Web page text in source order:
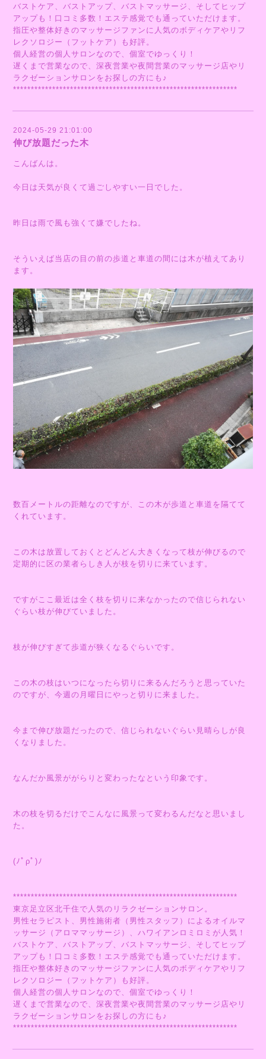
バストケア、バストアップ、バストマッサージ、そしてヒップ
アップも！口コミ多数！エステ感覚でも通っていただけます。
指圧や整体好きのマッサージファンに人気のボディケアやリフ
レクソロジー（フットケア）も好評。
個人経営の個人サロンなので、個室でゆっくり！
遅くまで営業なので、深夜営業や夜間営業のマッサージ店やリ
ラクゼーションサロンをお探しの方にも♪
***************************************************************
2024-05-29 21:01:00
伸び放題だった木
こんばんは。
今日は天気が良くて過ごしやすい一日でした。
昨日は雨で風も強くて嫌でしたね。
そういえば当店の目の前の歩道と車道の間には木が植えてあり
ます。
数百メートルの距離なのですが、この木が歩道と車道を隔てて
くれています。
この木は放置しておくとどんどん大きくなって枝が伸びるので
定期的に区の業者らしき人が枝を切りに来ています。
ですがここ最近は全く枝を切りに来なかったので信じられない
ぐらい枝が伸びていました。
枝が伸びすぎて歩道が狭くなるぐらいです。
この木の枝はいつになったら切りに来るんだろうと思っていた
のですが、今週の月曜日にやっと切りに来ました。
今まで伸び放題だったので、信じられないぐらい見晴らしが良
くなりました。
なんだか風景ががらりと変わったなという印象です。
木の枝を切るだけでこんなに風景って変わるんだなと思いまし
た。
(ﾉﾟρﾟ)ﾉ
***************************************************************
東京足立区北千住で人気のリラクゼーションサロン。
男性セラピスト、男性施術者（男性スタッフ）によるオイルマ
ッサージ（アロママッサージ）、ハワイアンロミロミが人気！
バストケア、バストアップ、バストマッサージ、そしてヒップ
アップも！口コミ多数！エステ感覚でも通っていただけます。
指圧や整体好きのマッサージファンに人気のボディケアやリフ
レクソロジー（フットケア）も好評。
個人経営の個人サロンなので、個室でゆっくり！
遅くまで営業なので、深夜営業や夜間営業のマッサージ店やリ
ラクゼーションサロンをお探しの方にも♪
***************************************************************